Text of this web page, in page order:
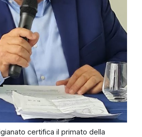
certifica il primato della